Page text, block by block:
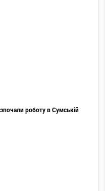
роботу в Сумській